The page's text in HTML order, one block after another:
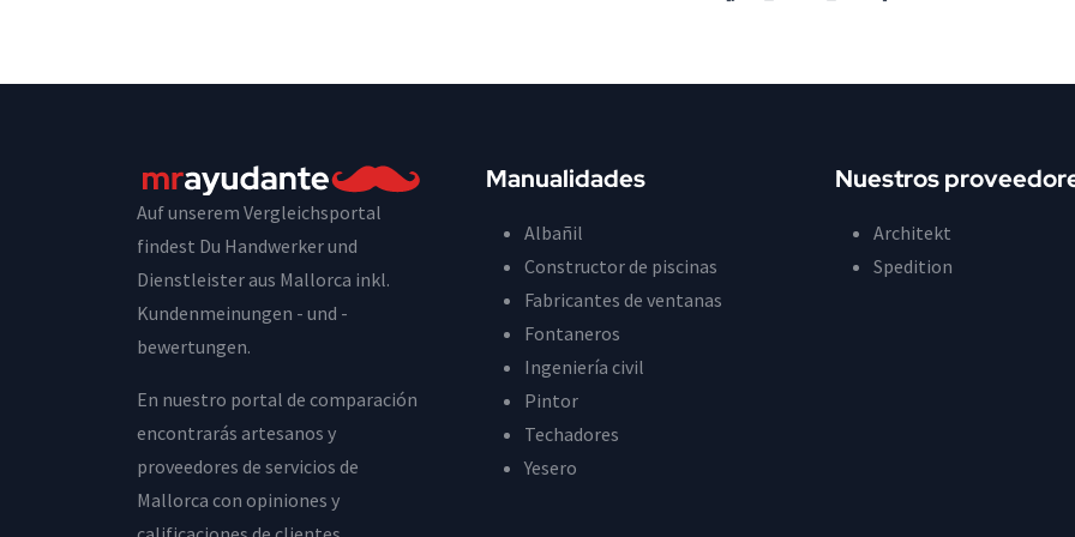
Auf unserem Vergleichsportal
findest Du Handwerker und
Dienstleister aus Mallorca inkl.
Kundenmeinungen - und -
bewertungen.
En nuestro portal de comparación
encontrarás artesanos y
proveedores de servicios de
Mallorca con opiniones y
Manualidades
Albañil
Constructor de piscinas
Fabricantes de ventanas
Fontaneros
Ingeniería civil
Pintor
Techadores
Yesero
Nuestros
Architekt
Spedition